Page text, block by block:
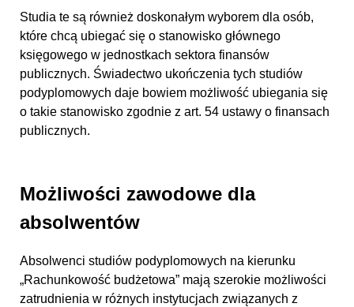
Studia te są również doskonałym wyborem dla osób,
które chcą ubiegać się o stanowisko głównego
księgowego w jednostkach sektora finansów
publicznych. Świadectwo ukończenia tych studiów
podyplomowych daje bowiem możliwość ubiegania się
o takie stanowisko zgodnie z art. 54 ustawy o finansach
publicznych.
Możliwości zawodowe dla
absolwentów
Absolwenci studiów podyplomowych na kierunku
„Rachunkowość budżetowa” mają szerokie możliwości
zatrudnienia w różnych instytucjach związanych z